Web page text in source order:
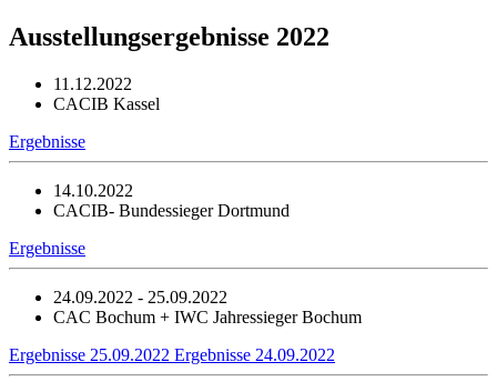
Ausstellungsergebnisse 2022
11.12.2022
CACIB Kassel
Ergebnisse
14.10.2022
CACIB- Bundessieger Dortmund
Ergebnisse
24.09.2022 - 25.09.2022
CAC Bochum + IWC Jahressieger Bochum
Ergebnisse 25.09.2022 Ergebnisse 24.09.2022